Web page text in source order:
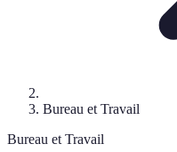
Bureau et Travail
Bureau et Travail